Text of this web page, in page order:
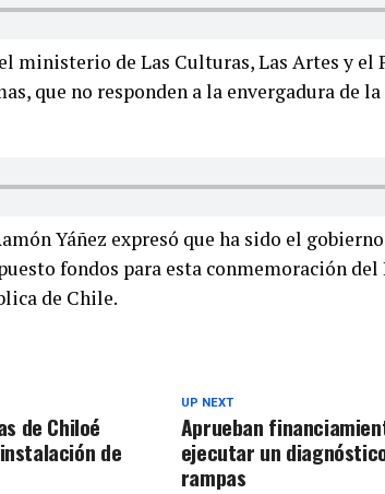
ministerio de Las Culturas, Las Artes y
que no responden a la envergadura de
Yáñez expresó que ha sido el
fondos para esta conmemoración
de Chile.
UP NEXT
Aprueban
ejecutar un
rampas
de Chiloé
de